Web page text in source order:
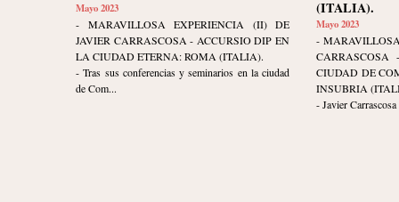
Mayo 2023
- MARAVILLOSA EXPERIENCIA (II) DE
JAVIER CARRASCOSA - ACCURSIO DIP EN
LA CIUDAD ETERNA: ROMA (ITALIA).
- Tras sus conferencias y seminarios en la ciudad
de Com...
(ITALIA).
Mayo 2023
-
CIUDAD DE
INSUBRIA
- Javier